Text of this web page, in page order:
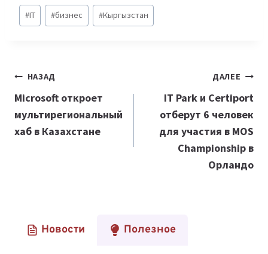
Метки
записи:
#IT #бизнес #Кыргызстан
Навигация
по
записям
НАЗАД
Microsoft откроет
мультирегиональный
хаб в Казахстане
ДАЛЕЕ
IT Park и Certiport
отберут 6 человек
для участия в MOS
Championship в
Орландо
Новости Полезное